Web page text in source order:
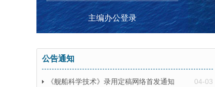
主编办公登录
公告通知
04-03
《舰船科学技术》录用定稿网络首发通知